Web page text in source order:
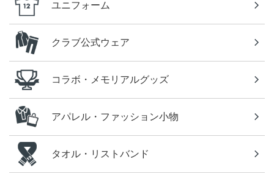
ユニフォーム
クラブ公式ウェア
コラボ・メモリアルグッズ
アパレル・ファッション小物
タオル・リストバンド